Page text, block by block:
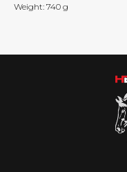
Weight: 740 g